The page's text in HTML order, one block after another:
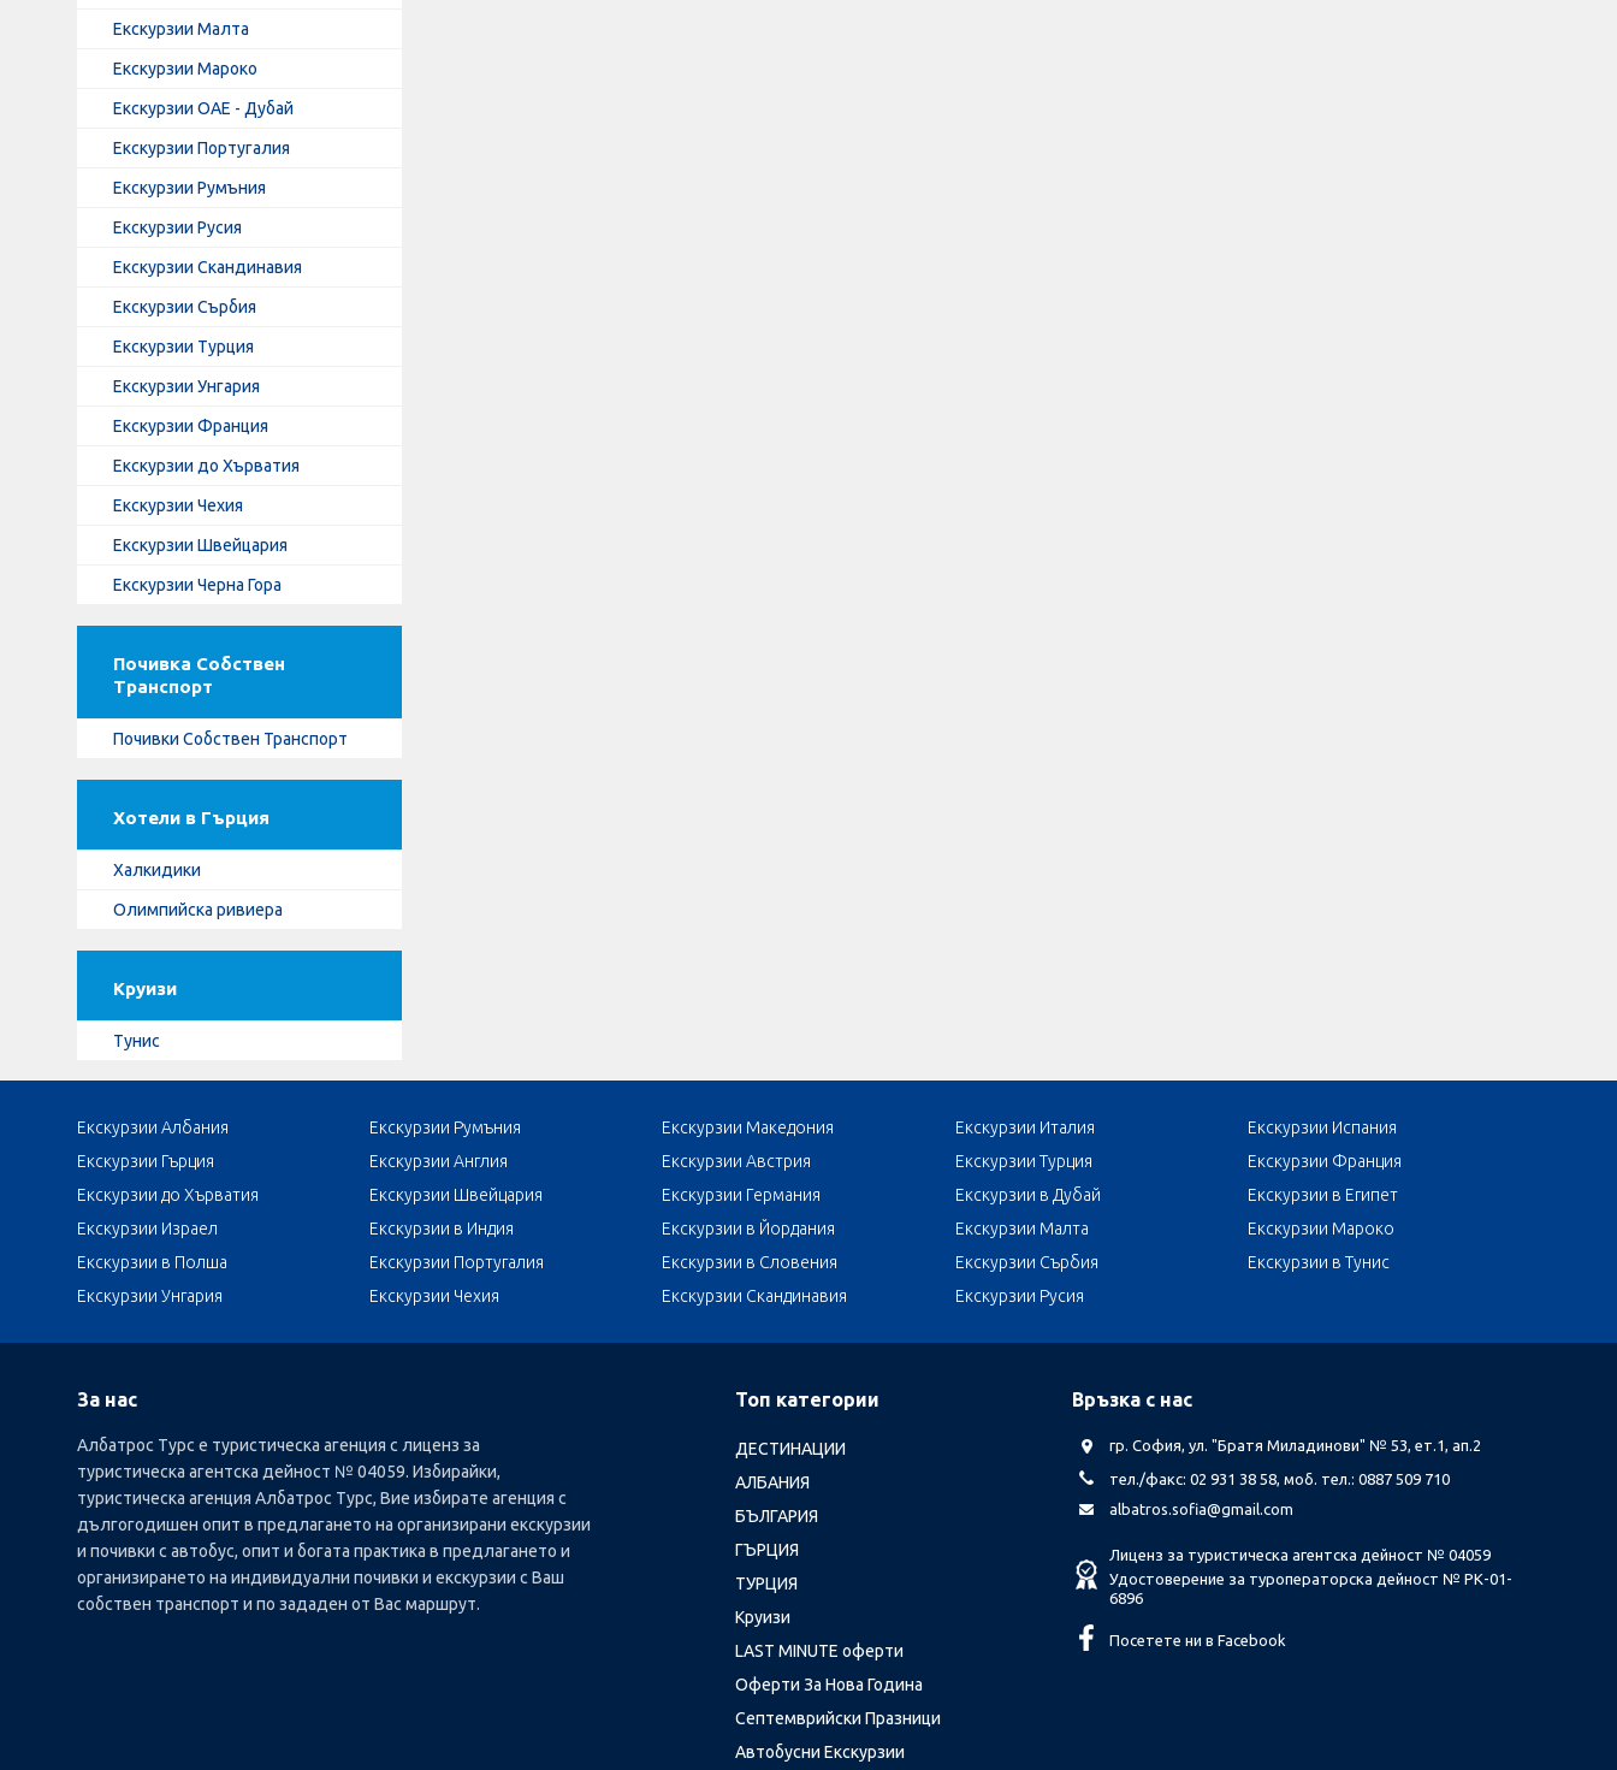
Екскурзии Малта
Екскурзии Мароко
Екскурзии ОАЕ - Дубай
Екскурзии Португалия
Екскурзии Румъния
Екскурзии Русия
Екскурзии Скандинавия
Екскурзии Сърбия
Екскурзии Турция
Екскурзии Унгария
Екскурзии Франция
Екскурзии до Хърватия
Екскурзии Чехия
Екскурзии Швейцария
Екскурзии Черна Гора
Почивка Собствен
Транспорт
Почивки Собствен Транспорт
Хотели в Гърция
Халкидики
Олимпийска ривиера
Круизи
Тунис
Екскурзии Албания Екскурзии Румъния Екскурзии Македония Екскурзии Италия
Екскурзии Испания
Екскурзии Гърция
Екскурзии Англия Екскурзии Австрия Екскурзии Турция
Екскурзии Франция
Екскурзии до Хърватия
Екскурзии Швейцария Екскурзии Германия Екскурзии в Дубай
Екскурзии в Египет
Екскурзии Израел
Екскурзии в Индия Екскурзии в Йордания Екскурзии Малта
Екскурзии Мароко
Екскурзии в Полша
Екскурзии Португалия Екскурзии в Словения Екскурзии Сърбия
Екскурзии в Тунис
Екскурзии Унгария
Екскурзии Чехия Екскурзии Скандинавия Екскурзии Русия
За нас
Албатрос Турс е туристическа агенция с лиценз за
туристическа агентска дейност № 04059. Избирайки,
туристическа агенция Албатрос Турс, Вие избирате агенция с
дългогодишен опит в предлагането на организирани екскурзии
и почивки с автобус, опит и богата практика в предлагането и
организирането на индивидуални почивки и екскурзии с Ваш
собствен транспорт и по зададен от Вас маршрут.
Топ категории
ДЕСТИНАЦИИ
АЛБАНИЯ
БЪЛГАРИЯ
ГЪРЦИЯ
ТУРЦИЯ
Круизи
LAST MINUTE оферти
Оферти За Нова Година
Септемврийски Празници
Автобусни Екскурзии
Връзка с нас
гр. София, ул. "Братя Миладинови" № 53, ет.1, ап.2
тел./факс: 02 931 38 58, моб. тел.: 0887 509 710
albatros.sofia@gmail.com
Лиценз за туристическа агентска дейност № 04059
Удостоверение за туроператорска дейност № РК-01-
6896
Посетете ни в Facebook